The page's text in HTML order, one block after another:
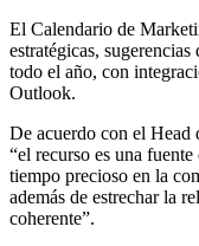
El Calendario de
estratégicas,
todo el año, con
Outlook.
De acuerdo con el
“el recurso es una
tiempo precioso en la
además de estrechar la
coherente”.